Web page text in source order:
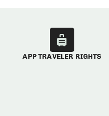
APP TRAVELER RIGHTS